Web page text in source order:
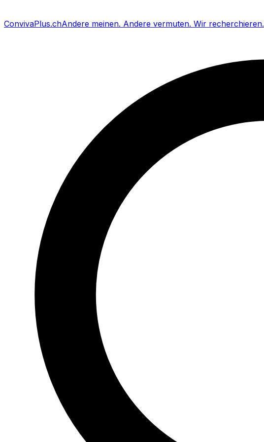
ConvivaPlus.chAndere meinen. Andere vermuten. Wir recherchieren.